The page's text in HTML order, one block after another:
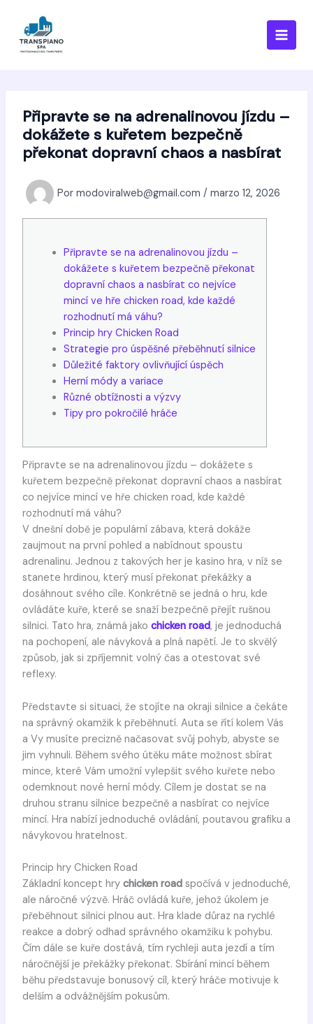
contenido
Připravte se na adrenalinovou jízdu –
dokážete s kuřetem bezpečně
překonat dopravní chaos a nasbírat
Por modoviralweb@gmail.com / marzo 12, 2026
Připravte se na adrenalinovou jízdu –
dokážete s kuřetem bezpečně překonat
dopravní chaos a nasbírat co nejvíce
mincí ve hře chicken road, kde každé
rozhodnutí má váhu?
Princip hry Chicken Road
Strategie pro úspěšné přeběhnutí silnice
Důležité faktory ovlivňující úspěch
Herní módy a variace
Různé obtížnosti a výzvy
Tipy pro pokročilé hráče
Připravte se na adrenalinovou jízdu – dokážete s
kuřetem bezpečně překonat dopravní chaos a nasbírat
co nejvíce mincí ve hře chicken road, kde každé
rozhodnutí má váhu?
V dnešní době je populární zábava, která dokáže
zaujmout na první pohled a nabídnout spoustu
adrenalinu. Jednou z takových her je kasino hra, v níž se
stanete hrdinou, který musí překonat překážky a
dosáhnout svého cíle. Konkrétně se jedná o hru, kde
ovládáte kuře, které se snaží bezpečně přejít rušnou
silnici. Tato hra, známá jako chicken road, je jednoduchá
na pochopení, ale návyková a plná napětí. Je to skvělý
způsob, jak si zpříjemnit volný čas a otestovat své
reflexy.
Představte si situaci, že stojíte na okraji silnice a čekáte
na správný okamžik k přeběhnutí. Auta se řítí kolem Vás
a Vy musíte precizně načasovat svůj pohyb, abyste se
jim vyhnuli. Během svého útěku máte možnost sbírat
mince, které Vám umožní vylepšit svého kuřete nebo
odemknout nové herní módy. Cílem je dostat se na
druhou stranu silnice bezpečně a nasbírat co nejvíce
mincí. Hra nabízí jednoduché ovládání, poutavou grafiku a
návykovou hratelnost.
Princip hry Chicken Road
Základní koncept hry chicken roadspočívá v jednoduché,
ale náročné výzvě. Hráč ovládá kuře, jehož úkolem je
přeběhnout silnici plnou aut. Hra klade důraz na rychlé
reakce a dobrý odhad správného okamžiku k pohybu.
Čím dále se kuře dostává, tím rychleji auta jezdí a tím
náročnější je překážky překonat. Sbírání mincí během
běhu představuje bonusový cíl, který hráče motivuje k
delším a odvážnějším pokusům.